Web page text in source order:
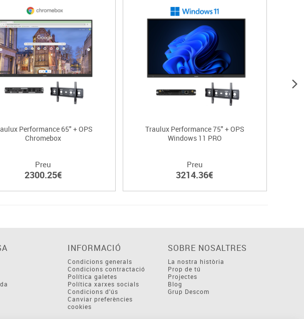
Performance 65" + OPS
Chromebox
Preu
2300.25€
Traulux Performance 75" + OPS
Windows 11 PRO
Preu
3214.36€
INFORMACIÓ
Condicions generals
Condicions contractació
Política galetes
Política xarxes socials
Condicions d'ús
Canviar preferències
cookies
SOBRE NOSALTRES
La nostra història
Prop de tú
Projectes
Blog
Grup Descom